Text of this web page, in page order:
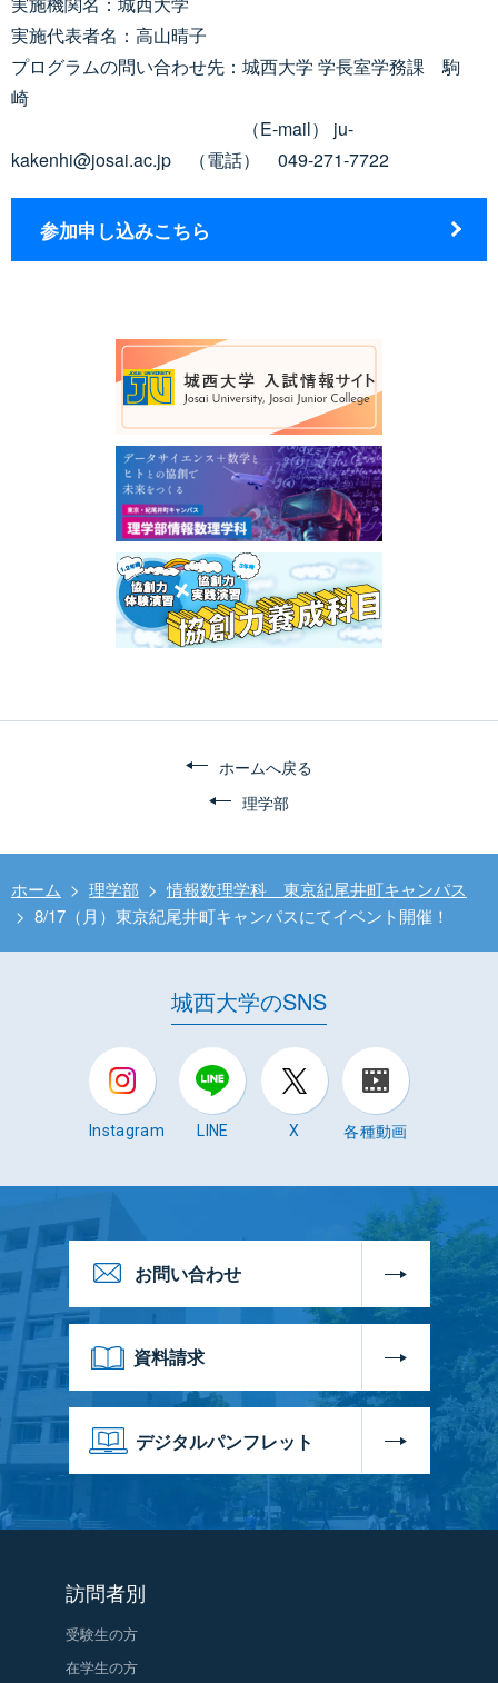
実施代表者名：高山晴子
プログラムの問い合わせ先：城西大学 学長室学務課 駒
崎
（E-mail） ju-
kakenhi@josai.ac.jp （電話） 049-271-7722
参加申し込みこちら
理学部
ホームへ戻る
ホーム > 理学部 >情報数理学科 東京紀尾井町キャンパス
> 8/17（月）東京紀尾井町キャンパスにてイベント開催！
城西大学のSNS
Instagram LINE X 各種動画
お問い合わせ
資料請求
デジタルパンフレット
訪問者別
受験生の方
在学生の方